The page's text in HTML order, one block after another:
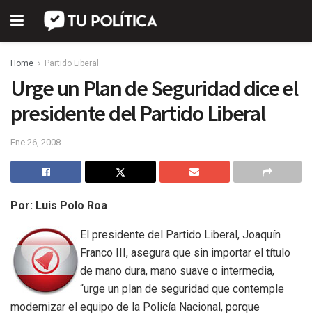
Home Partido Liberal
Urge un Plan de Seguridad dice el
presidente del Partido Liberal
Ene 26, 2008
Por: Luis Polo Roa
El presidente del Partido Liberal, Joaquín
Franco III, asegura que sin importar el título
de mano dura, mano suave o intermedia,
“urge un plan de seguridad que contemple
modernizar el equipo de la Policía Nacional, porque